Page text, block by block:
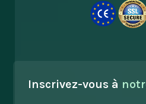
Inscrivez-vous à